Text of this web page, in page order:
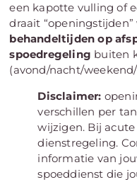
een kapotte vulling of
draait “openingstijden”
behandeltijden op
spoedregeling buiten
(avond/nacht/
Disclaimer:
verschillen per
wijzigen. Bij
dienstregeling.
informatie van
spoeddienst die